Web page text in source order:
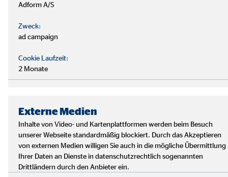
Adform A/S
Zweck:
ad campaign
Cookie Laufzeit:
2 Monate
Externe Medien
Inhalte von Video- und Kartenplattformen werden beim Besuch
unserer Webseite standardmäßig blockiert. Durch das Akzeptieren
von externen Medien willigen Sie auch in die mögliche Übermittlung
Ihrer Daten an Dienste in datenschutzrechtlich sogenannten
Drittländern durch den Anbieter ein.